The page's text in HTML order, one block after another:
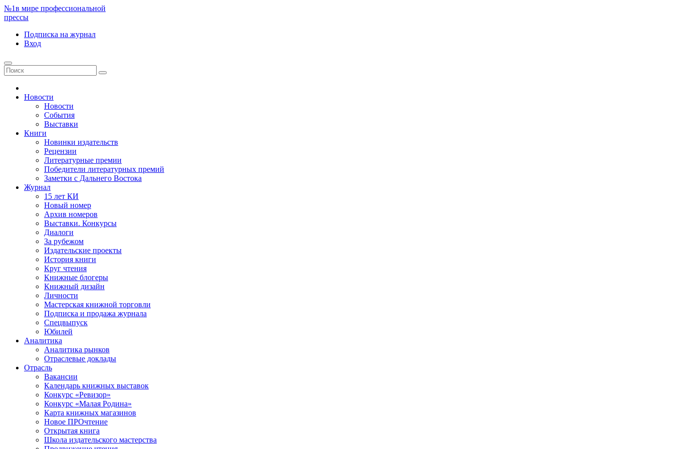
№1в мире профессиональной
прессы
Подписка на журнал
Вход
Новости
Новости
События
Выставки
Книги
Новинки издательств
Рецензии
Литературные премии
Победители литературных премий
Заметки с Дальнего Востока
Журнал
15 лет КИ
Новый номер
Архив номеров
Выставки. Конкурсы
Диалоги
За рубежом
Издательские проекты
История книги
Круг чтения
Книжные блогеры
Книжный дизайн
Личности
Мастерская книжной торговли
Подписка и продажа журнала
Спецвыпуск
Юбилей
Аналитика
Аналитика рынков
Отраслевые доклады
Отрасль
Вакансии
Календарь книжных выставок
Конкурс «Ревизор»
Конкурс «Малая Родина»
Карта книжных магазинов
Новое ПРОчтение
Открытая книга
Школа издательского мастерства